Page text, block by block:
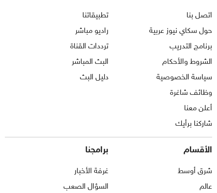
اتصل بنا
حول سكاي نيوز عربية
برنامج التدريب
الشروط والأحكام
سياسة الخصوصية
وظائف شاغرة
أعلن معنا
شاركنا برأيك
تطبيقاتنا
راديو مباشر
ترددات القناة
البث المباشر
دليل البث
الأقسام
شرق أوسط
عالم
برامجنا
غرفة الأخبار
السؤال الصعب